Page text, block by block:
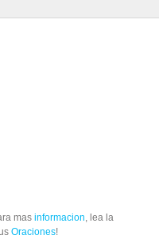
mas informacion, lea la
Oraciones!